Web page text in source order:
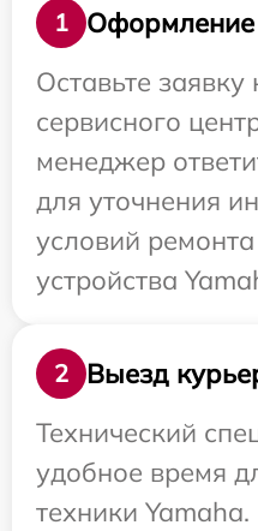
1
Оформление
Оставьте заявку
сервисного
менеджер
для уточнения
условий
устройства
2
Выезд
Технический
удобное время
техники